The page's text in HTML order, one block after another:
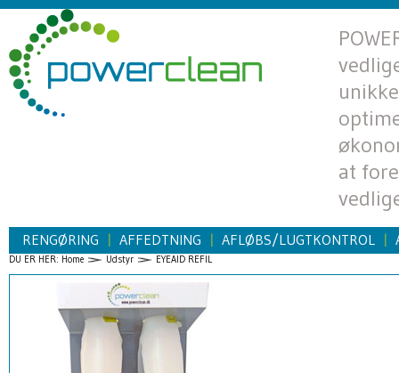
at
RENGØRING AFFEDTNING AFLØBS/LUGTKONTROL
DU ER HER: Home Udstyr EYEAID REFIL